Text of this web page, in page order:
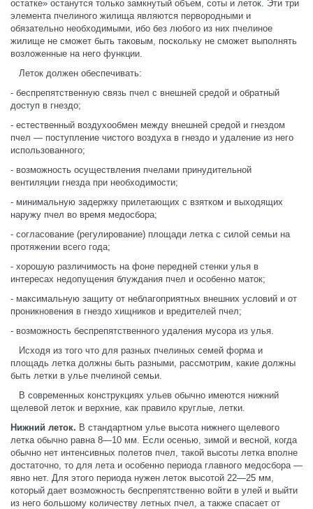
остатке» останутся только замкнутый объем, соты и леток. Эти три
элемента пчелиного жилища являются первородными и
обязательно необходимыми, ибо без любого из них пчелиное
жилище не сможет быть таковым, поскольку не сможет выполнять
возложенные на него функции.
Леток должен обеспечивать:
- беспрепятственную связь пчел с внешней средой и обратный
доступ в гнездо;
- естественный воздухообмен между внешней средой и гнездом
пчел — поступление чистого воздуха в гнездо и удаление из него
использованного;
- возможность осуществления пчелами принудительной
вентиляции гнезда при необходимости;
- минимальную задержку прилетающих с взятком и выходящих
наружу пчел во время медосбора;
- согласование (регулирование) площади летка с силой семьи на
протяжении всего года;
- хорошую различимость на фоне передней стенки улья в
интересах недопущения блуждания пчел и особенно маток;
- максимальную защиту от неблагоприятных внешних условий и от
проникновения в гнездо хищников и вредителей пчел;
- возможность беспрепятственного удаления мусора из улья.
Исходя из того что для разных пчелиных семей форма и
площадь летка должны быть разными, рассмотрим, какие должны
быть летки в улье пчелиной семьи.
В современных конструкциях ульев обычно имеются нижний
щелевой леток и верхние, как правило круглые, летки.
Нижний леток. В стандартном улье высота нижнего щелевого
летка обычно равна 8—10 мм. Если осенью, зимой и весной, когда
обычно нет интенсивных полетов пчел, такой высоты летка вполне
достаточно, то для лета и особенно периода главного медосбора —
явно нет. Для этого периода нужен леток высотой 22—25 мм,
который дает возможность беспрепятственно войти в улей и выйти
из него большому количеству летных пчел, а также спасает от